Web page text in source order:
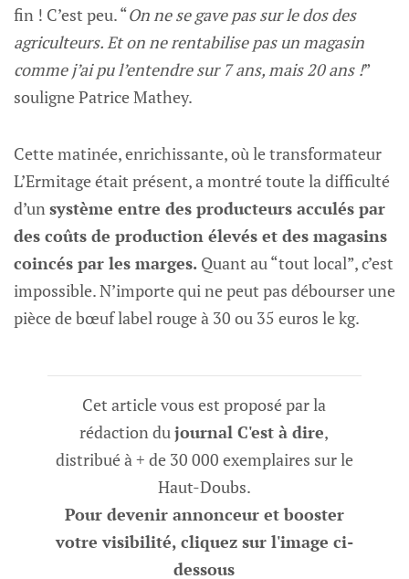
fin ! C’est peu. “On ne se gave pas sur le dos des
agriculteurs. Et on ne rentabilise pas un magasin
comme j’ai pu l’entendre sur 7 ans, mais 20 ans !”
souligne Patrice Mathey.
Cette matinée, enrichissante, où le transformateur
L’Ermitage était présent, a montré toute la difficulté
d’unsystème entre des producteurs acculés par
des coûts de production élevés et des magasins
coincés par les marges. Quant au “tout local”, c’est
impossible. N’importe qui ne peut pas débourser une
pièce de bœuf label rouge à 30 ou 35 euros le kg.
Cet article vous est proposé par la
rédaction dujournal C'est à dire,
distribué à + de 30 000 exemplaires sur le
Haut-Doubs.
Pour devenir annonceur et booster
votre visibilité, cliquez sur l'image ci-
dessous